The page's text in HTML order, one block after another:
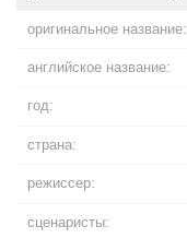
оригинальное название:
английское название:
год:
страна:
режиссер:
сценаристы: